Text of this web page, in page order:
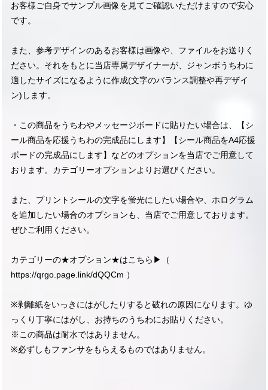
お客様ご自身でサンプル画像を見てご確認いただけますので安心
です。
また、参考デザインのあるお客様は画像や、ファイルをお送りく
ださい。それをもとに当店専属デザイナーが、ジャンボうちわに
適したサイズになるように作成(文字のバランス調整や再デザイ
ン)します。
・この商品をうちわやメッセージボードに貼りたい場合は、【シ
ール商品を応援うちわの完成品にします】【シール商品をA4応援
ボードの完成品にします】などのオプションを当店でご用意して
おります。カテゴリーオプションよりお選びください。
また、プリントシールの文字を蛍光にしたい場合や、ホログラム
を追加したい場合のオプションも、当店でご用意しております。
ぜひご利用ください。
カテゴリーの★オプション★はこちら▶︎（
https://qrgo.page.link/dQQCm ）
※剥離紙をいっきにはがしたりすると破れの原因になります。ゆ
っくり丁寧にはがし、お持ちのうちわにお貼りください。
※この商品は耐水ではありません。
※必ずしもファンサをもらえるものではありません。